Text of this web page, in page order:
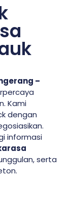
–
Kami
dengan
informasi
serta